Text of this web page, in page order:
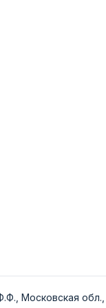
Московская обл.,